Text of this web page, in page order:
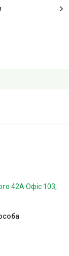
42А Офіс 103,